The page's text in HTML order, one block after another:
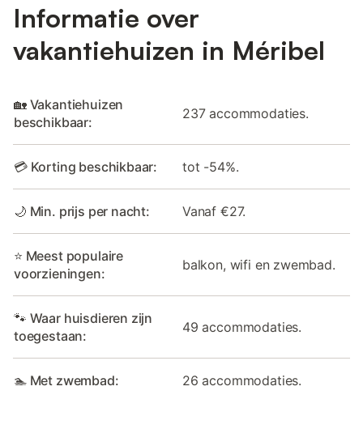
Informatie over
vakantiehuizen in Méribel
🏡 Vakantiehuizen
beschikbaar:
237 accommodaties.
💳 Korting beschikbaar: tot -54%.
🌙 Min. prijs per nacht: Vanaf €27.
⭐ Meest populaire
voorzieningen:
balkon, wifi en zwembad.
🐾 Waar huisdieren zijn
toegestaan:
49 accommodaties.
🏊 Met zwembad: 26 accommodaties.